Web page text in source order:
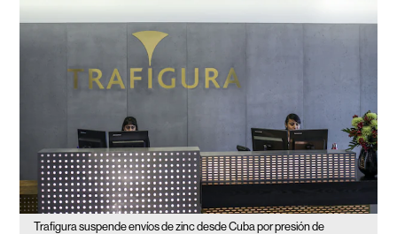
Trafigura suspende envíos de zinc desde Cuba por presión de